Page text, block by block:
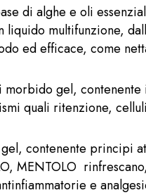
di alghe e oli
liquido multifunzione,
ed efficace, come
gel, contenente
quali ritenzione,
contenente principi
MENTOLO
e